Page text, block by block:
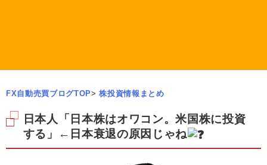
FX自動売買ブログTOP> 株投資情報まとめ
日本人「日本株はオワコン。米国株に投資
する」←日本衰退の原因じゃね